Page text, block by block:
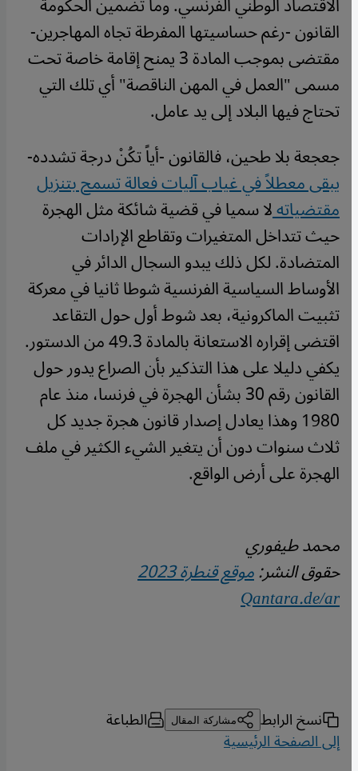
القانون -رغم حساسيتها المفرطة تجاه المهاجرين-
مقتضى بموجب المادة 3 يمنح إقامة خاصة تحت
مسمى "العمل في المهن الناقصة" أي تلك التي
تحتاج فيها البلاد إلى يد عامل.
جعجعة بلا طحين، فالقانون -أياً تكُنْ درجة تشدده-
يبقى معطلاً في غياب آليات فعالة تسمح بتنزيل
مقتضياتهلا سميا في قضية شائكة مثل الهجرة
حيث تتداخل المتغيرات وتقاطع الإرادات
المتضادة. لكل ذلك يبدو السجال الدائر في
الأوساط السياسية الفرنسية شوطا ثانيا في معركة
تثبيت الماكرونية، بعد شوط أول حول التقاعد
اقتضى إقراره الاستعانة بالمادة 49.3 من الدستور.
يكفي دليلا على هذا التذكير بأن الصراع يدور حول
القانون رقم 30 بشأن الهجرة في فرنسا، منذ عام
1980 وهذا يعادل إصدار قانون هجرة جديد كل
ثلاث سنوات دون أن يتغير الشيء الكثير في ملف
الهجرة على أرض الواقع.
محمد طيفوري
حقوق النشر:موقع قنطرة 2023
Qantara.de/ar
نسخ الرابط مشاركة المقال الطباعة
إلى الصفحة الرئيسية